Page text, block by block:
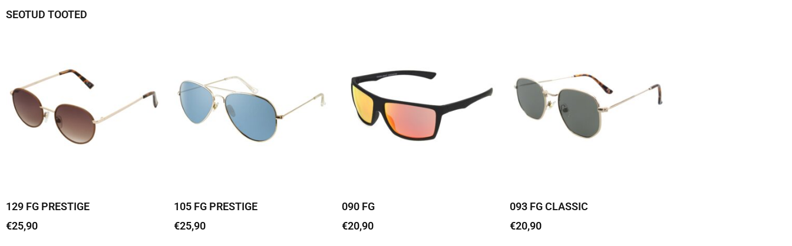
SEOTUD TOOTED
129 FG PRESTIGE
€25,90
105 FG PRESTIGE
€25,90
090 FG
€20,90
093 FG CLASSIC
€20,90